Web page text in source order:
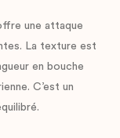
une attaque
La texture est
en bouche
C’est un